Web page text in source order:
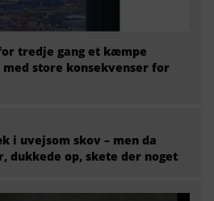
tredje gang et kæmpe
med store konsekvenser for
i uvejsom skov – men da
dukkede op, skete der noget